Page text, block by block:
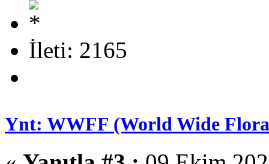
İleti: 2165
Ynt: WWFF (World Wide